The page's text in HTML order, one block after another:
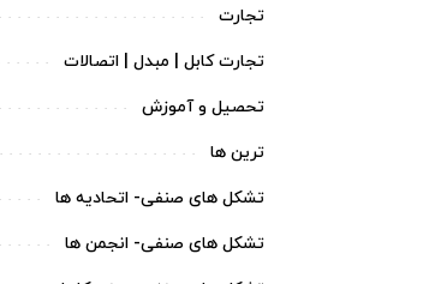
تجارت
تجارت کابل | مبدل | اتصالات
تحصیل و آموزش
ترین ها
تشکل های صنفی- اتحادیه ها
تشکل های صنفی- انجمن ها